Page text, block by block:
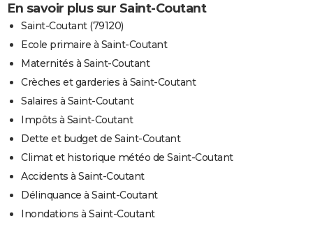
En savoir plus sur Saint-Coutant
Saint-Coutant (79120)
Ecole primaire à Saint-Coutant
Maternités à Saint-Coutant
Crèches et garderies à Saint-Coutant
Salaires à Saint-Coutant
Impôts à Saint-Coutant
Dette et budget de Saint-Coutant
Climat et historique météo de Saint-Coutant
Accidents à Saint-Coutant
Délinquance à Saint-Coutant
Inondations à Saint-Coutant